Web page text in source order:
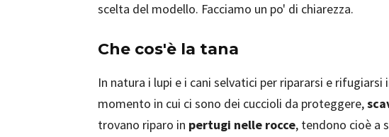
scelta del modello. Facciamo un po' di chiarezza.
Che cos'è la tana
In natura i lupi e i cani selvatici per ripararsi e
momento in cui ci sono dei cuccioli da proteggere,
trovano riparo in pertugi nelle rocce, tendono cioè a